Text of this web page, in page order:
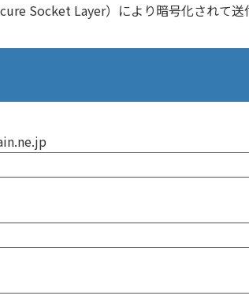
Socket Layer）により暗号化されて送